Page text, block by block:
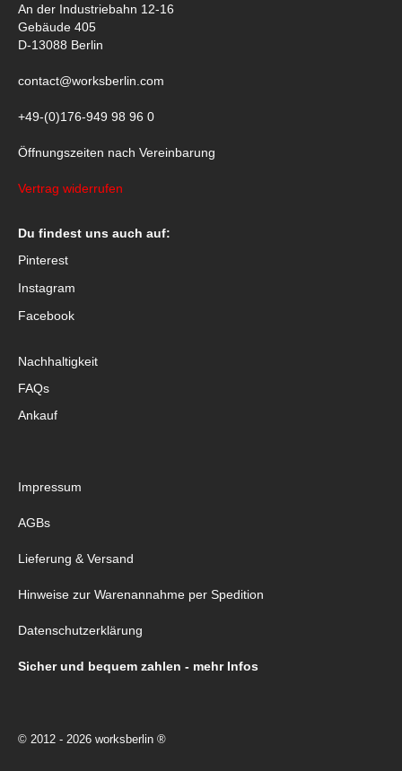
An der Industriebahn 12-16
Gebäude 405
D-13088 Berlin
contact@worksberlin.com
+49-(0)176-949 98 96 0
Öffnungszeiten nach Vereinbarung
Vertrag widerrufen
Du findest uns auch auf:
Pinterest
Instagram
Facebook
Nachhaltigkeit
FAQs
Ankauf
Impressum
AGBs
Lieferung & Versand
Hinweise zur Warenannahme per Spedition
Datenschutzerklärung
Sicher und bequem zahlen - mehr Infos
© 2012 - 2026 worksberlin ®